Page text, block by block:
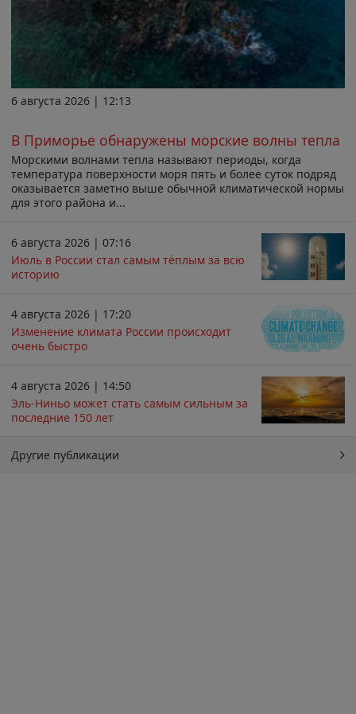
6 августа 2026 | 12:13
В Приморье обнаружены морские волны тепла
Морскими волнами тепла называют периоды, когда
температура поверхности моря пять и более суток подряд
оказывается заметно выше обычной климатической нормы
для этого района и...
6 августа 2026 | 07:16
Июль в России стал самым тёплым за всю
историю
4 августа 2026 | 17:20
Изменение климата России происходит
очень быстро
4 августа 2026 | 14:50
Эль-Ниньо может стать самым сильным за
последние 150 лет
Другие публикации